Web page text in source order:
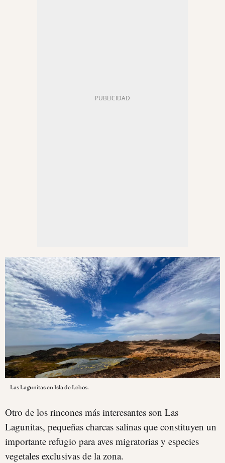
Las Lagunitas en Isla de Lobos.
Otro de los rincones más interesantes son Las
Lagunitas, pequeñas charcas salinas que constituyen un
importante refugio para aves migratorias y especies
vegetales exclusivas de la zona.